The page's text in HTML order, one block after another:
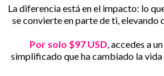
La diferencia está en el impacto: lo
se convierte en parte de ti, elevando
Por solo $97 USD , accedes a
simplificado que ha cambiado la vida